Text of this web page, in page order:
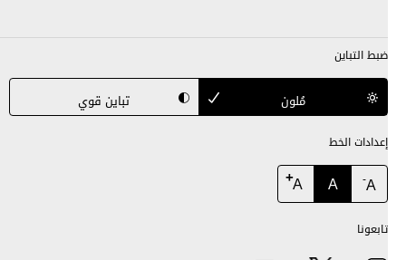
ضبط التباين
مُلون تباين قوي
إعدادات الخط
تابعونا